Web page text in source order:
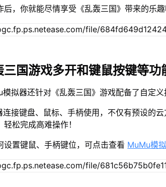
后，你就能尽情享受《乱轰三国》带来的乐趣
三国游戏多开和键鼠按键等功
拟器还针对《乱轰三国》游戏配备了自定义
连接键盘、鼠标、手柄使用，不仅有预设的
松完成高难操作！
设置键鼠、手柄键位，可点击查看 MuMu模